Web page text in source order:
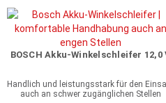
BOSCH Akku-Winkelschleifer 12,0
Handlich und leistungsstark für den
auch an schwer zugänglichen Stellen